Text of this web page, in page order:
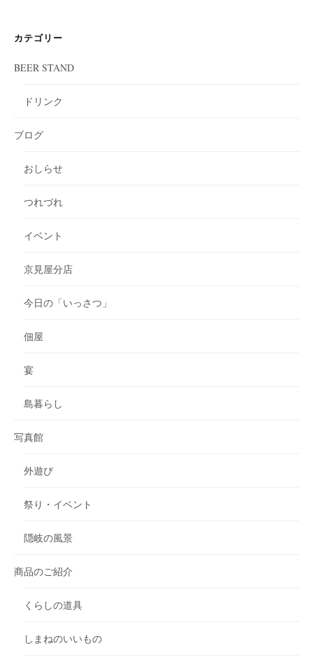
カテゴリー
BEER STAND
ドリンク
ブログ
おしらせ
つれづれ
イベント
京見屋分店
今日の「いっさつ」
佃屋
宴
島暮らし
写真館
外遊び
祭り・イベント
隠岐の風景
商品のご紹介
くらしの道具
しまねのいいもの